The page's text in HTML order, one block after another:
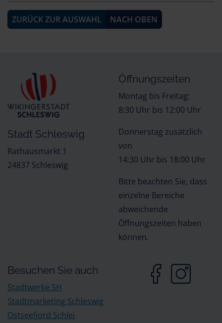
ZURÜCK ZUR AUSWAHL NACH OBEN
Stadt Schleswig
Rathausmarkt 1
24837 Schleswig
Öffnungszeiten
Montag bis Freitag:
8:30 Uhr bis 12:00 Uhr
Donnerstag zusätzlich
von
14:30 Uhr bis 18:00 Uhr
Bitte beachten Sie, dass
einzelne Bereiche
abweichende
Öffnungszeiten haben
können.
Besuchen Sie auch
Stadtwerke SH
Stadtmarketing Schleswig
Ostseefjord Schlei